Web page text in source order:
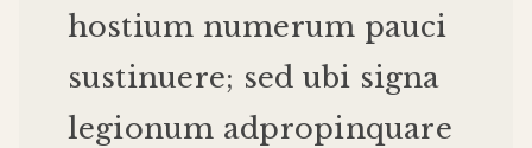
hostium numerum pauci
sustinuere; sed ubi signa
legionum adpropinquare